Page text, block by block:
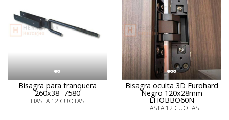
Bisagra para tranquera
260x38 -7580
HASTA 12 CUOTAS
Bisagra oculta 3D Eurohard
Negro 120x28mm
EHOBBO60N
HASTA 12 CUOTAS